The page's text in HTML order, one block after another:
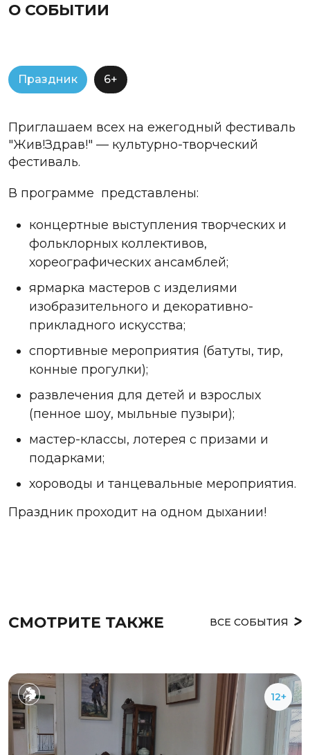
О СОБЫТИИ
Праздник 6+
Приглашаем всех на ежегодный фестиваль
"Жив!Здрав!" — культурно-творческий
фестиваль.
В программе представлены:
концертные выступления творческих и
фольклорных коллективов,
хореографических ансамблей;
ярмарка мастеров с изделиями
изобразительного и декоративно-
прикладного искусства;
спортивные мероприятия (батуты, тир,
конные прогулки);
развлечения для детей и взрослых
(пенное шоу, мыльные пузыри);
мастер-классы, лотерея с призами и
подарками;
хороводы и танцевальные мероприятия.
Праздник проходит на одном дыхании!
СМОТРИТЕ ТАКЖЕ ВСЕ СОБЫТИЯ
12+